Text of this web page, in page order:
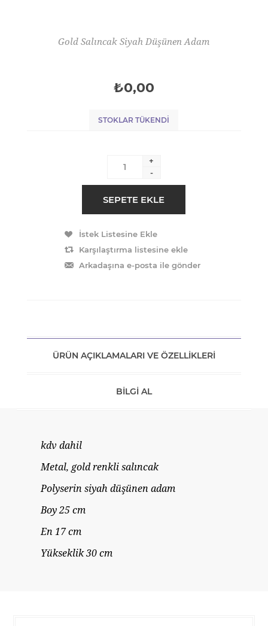
Gold Salıncak Siyah Düşünen Adam
₺0,00
STOKLAR TÜKENDI
+
-
ÜRÜN AÇIKLAMALARI VE ÖZELLIKLERI
BILGI AL
kdv dahil
Metal, gold renkli salıncak
Polyserin siyah düşünen adam
Boy 25 cm
En 17 cm
Yükseklik 30 cm